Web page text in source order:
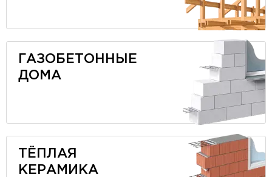
ГАЗОБЕТОННЫЕ
ДОМА
ТЁПЛАЯ
КЕРАМИКА